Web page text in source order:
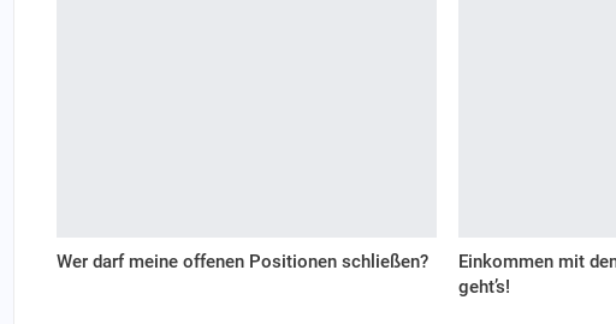
Wer darf meine offenen Positionen schließen?
Einkommen mit
geht’s!